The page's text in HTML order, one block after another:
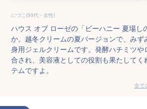
にづこ(50代・女性)
ハウス オブ ローゼの「ビーハニー 夏場し
か。越冬クリームの夏バージョンで、みず
身用ジェルクリームです。発酵ハチミツ
合され、美容液としての役割も果たしてく
テムですよ。
全て